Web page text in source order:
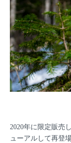
2020年に限定販売
ューアルして再登